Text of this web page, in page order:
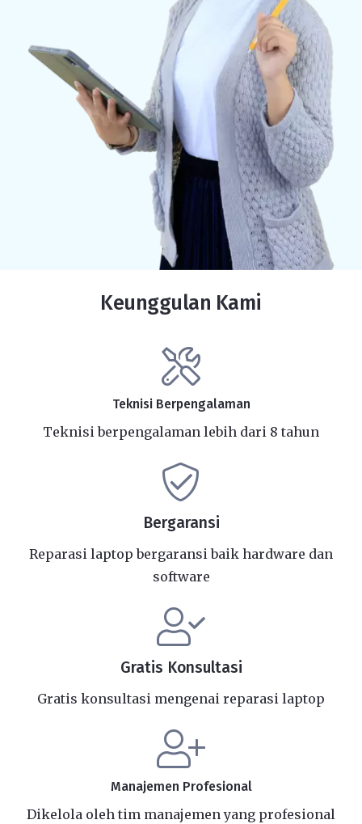
Keunggulan Kami
Teknisi Berpengalaman
Teknisi berpengalaman lebih dari 8 tahun
Bergaransi
Reparasi laptop bergaransi baik hardware dan
software
Gratis Konsultasi
Gratis konsultasi mengenai reparasi laptop
Manajemen Profesional
Dikelola oleh tim manajemen yang profesional